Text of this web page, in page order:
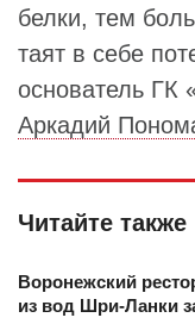
белки, тем
таят в себе
основатель ГК
Аркадий
Читайте также
Воронежский
из вод Шри-Ланки